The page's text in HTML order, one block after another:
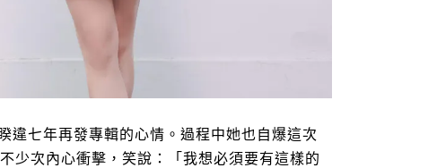
違七年再發專輯的心情。過程中她也自爆這次
少次內心衝擊，笑說：「我想必須要有這樣的